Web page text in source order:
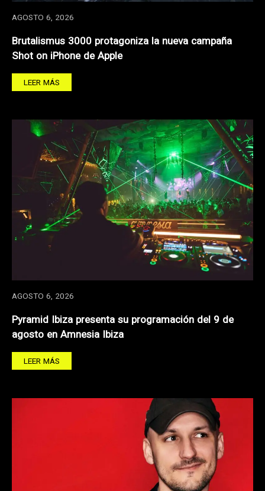
AGOSTO 6, 2026
Brutalismus 3000 protagoniza la nueva campaña
Shot on iPhone de Apple
LEER MÁS
AGOSTO 6, 2026
Pyramid Ibiza presenta su programación del 9 de
agosto en Amnesia Ibiza
LEER MÁS